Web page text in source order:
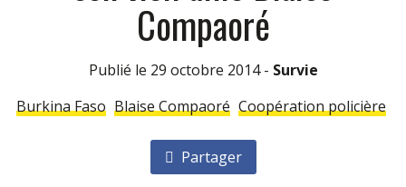
Compaoré
Publié le 29 octobre 2014 - Survie
Burkina Faso Blaise Compaoré Coopération policière
Partager